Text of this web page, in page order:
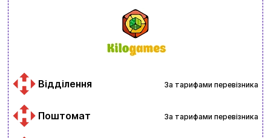
Відділення За тарифами перевізника
Поштомат За тарифами перевізника